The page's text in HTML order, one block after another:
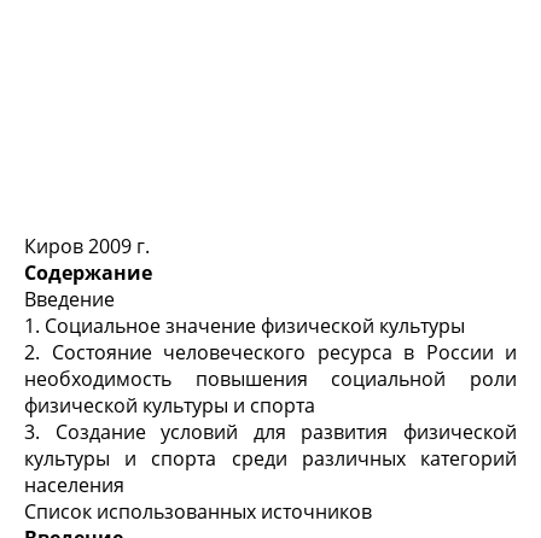
Киров 2009 г.
Содержание
Введение
1. Социальное значение физической культуры
2. Состояние человеческого ресурса в России и
необходимость повышения социальной роли
физической культуры и спорта
3. Создание условий для развития физической
культуры и спорта среди различных категорий
населения
Список использованных источников